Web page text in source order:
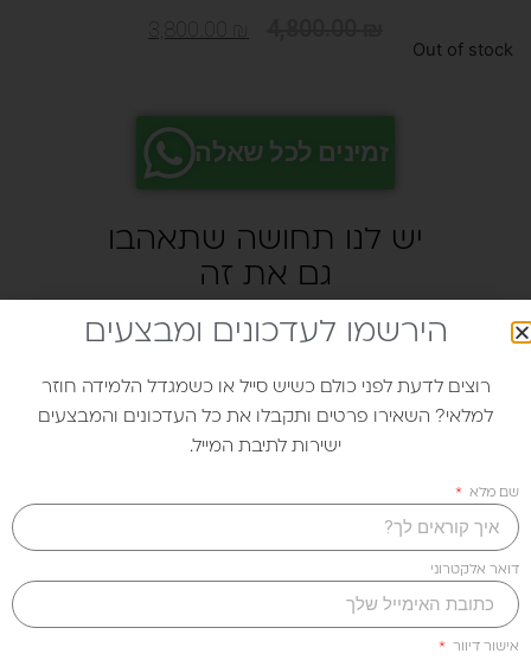
3,800.00
Out of stock
זמינים לכל שאלה
יש לנו תחושה שתאהבו
גם את זה
שידת DUO
950.00₪
ארונית LITEN
1,760.00₪
הירשמו לעדכונים ומבצעים
רוצים לדעת לפני כולם כשיש סייל או כשמגדל הלמידה חוזר
למלאי? השאירו פרטים ותקבלו את כל העדכונים והמבצעים
ישירות לתיבת המייל.
שם מלא
דואר אלקטרוני
אישור דיוור